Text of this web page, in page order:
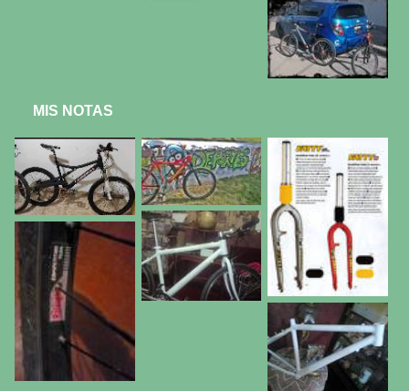
MIS NOTAS